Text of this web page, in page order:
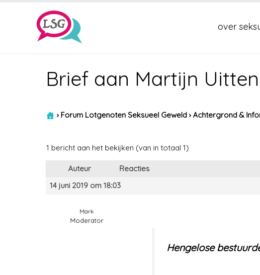
over
Brief aan Martijn
› Forum Lotgenoten Seksueel Geweld › Achtergrond &
1 bericht aan het bekijken (van in totaal 1)
Auteur
Reacties
14 juni 2019 om 18:03
Mark
Moderator
Hengelose